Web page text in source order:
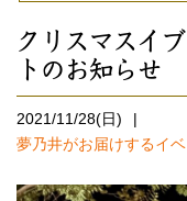
クリスマスイ
トのお知らせ
2021/11/28(日)
夢乃井がお届けするイ